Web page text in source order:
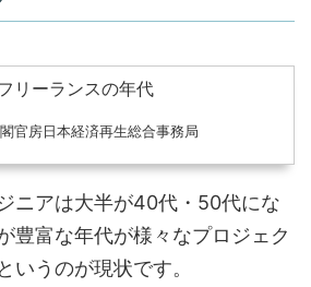
官房日本経済再生総合事務局
ニアは大半が40代・50代にな
豊富な年代が様々なプロジェク
いうのが現状です。